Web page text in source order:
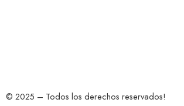
© 2025 – Todos los derechos reservados!